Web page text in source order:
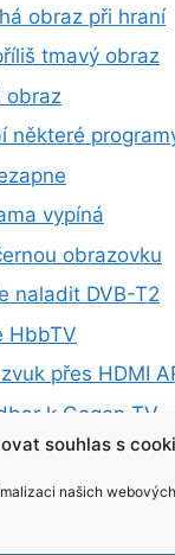
obraz při hraní
tmavý obraz
obraz
některé
vypíná
obrazovku
naladit DVB-T2
HbbTV
přes HDMI
k Gogen TV
sluchátka k
ONEPLAY
souhlas s
našich